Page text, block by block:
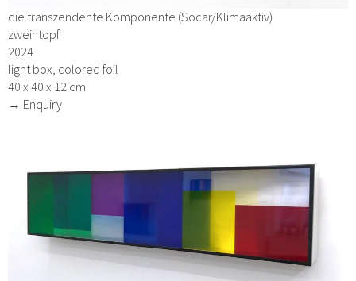
die transzendente Komponente (Socar/Klimaaktiv)
zweintopf
2024
light box, colored foil
40 x 40 x 12 cm
→ Enquiry